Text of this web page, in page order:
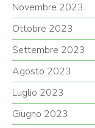
Novembre 2023
Ottobre 2023
Settembre 2023
Agosto 2023
Luglio 2023
Giugno 2023